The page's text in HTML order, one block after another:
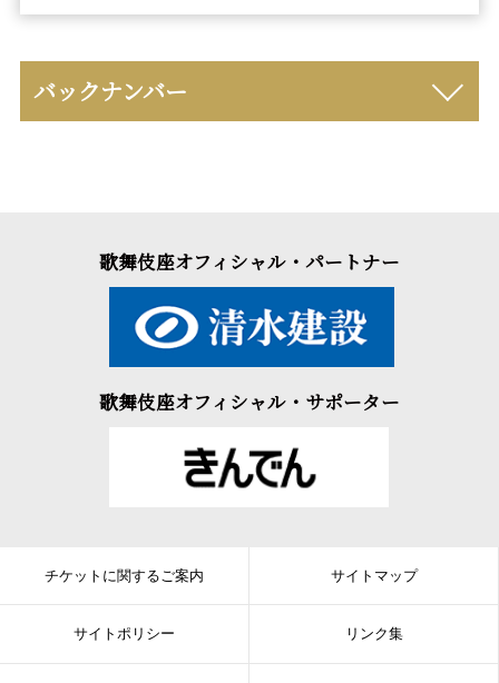
バックナンバー
歌舞伎座オフィシャル・パートナー
歌舞伎座オフィシャル・サポーター
チケットに関するご案内 サイトマップ
サイトポリシー リンク集